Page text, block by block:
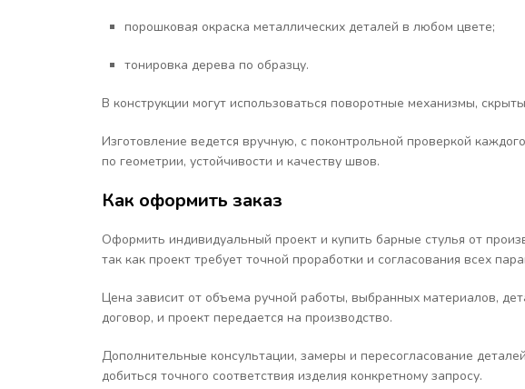
порошковая окраска металлических деталей в любом цвете;
тонировка дерева по образцу.
В конструкции могут использоваться поворотные механизмы,
Изготовление ведется вручную, с поконтрольной проверкой
по геометрии, устойчивости и качеству швов.
Как оформить заказ
Оформить индивидуальный проект и купить барные стулья от
так как проект требует точной проработки и согласования всех
Цена зависит от объема ручной работы, выбранных материалов,
договор, и проект передается на производство.
Дополнительные консультации, замеры и пересогласование
добиться точного соответствия изделия конкретному запросу.